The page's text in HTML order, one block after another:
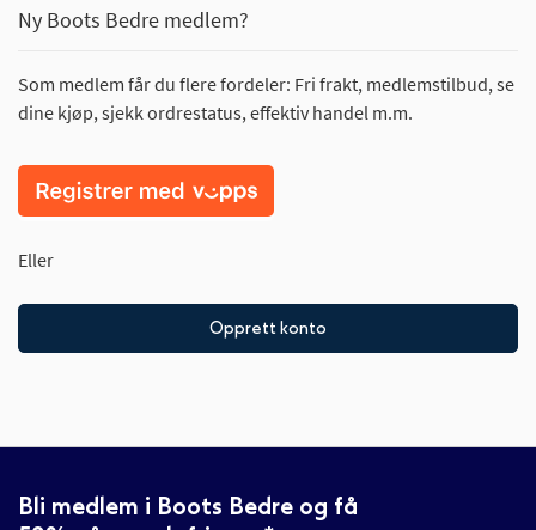
Ny Boots Bedre medlem?
Som medlem får du flere fordeler: Fri frakt, medlemstilbud, se
dine kjøp, sjekk ordrestatus, effektiv handel m.m.
Eller
Opprett konto
Bli medlem i Boots Bedre og få